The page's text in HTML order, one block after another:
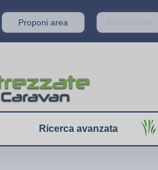
Ricerca avanzata
Proponi area